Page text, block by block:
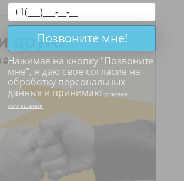
Позвоните мне!
Нажимая на кнопку "Позвоните
мне", я даю свое согласие на
обработку персональных
данных и принимаюусловия
соглашения